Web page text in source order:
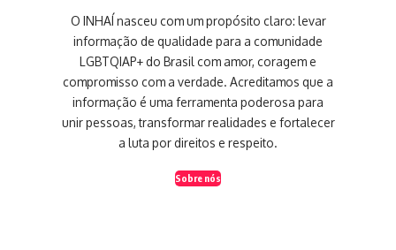
O INHAÍ nasceu com um propósito claro: levar
informação de qualidade para a comunidade
LGBTQIAP+ do Brasil com amor, coragem e
compromisso com a verdade. Acreditamos que a
informação é uma ferramenta poderosa para
unir pessoas, transformar realidades e fortalecer
a luta por direitos e respeito.
Sobre nós